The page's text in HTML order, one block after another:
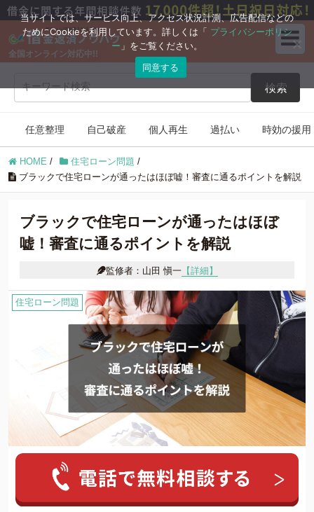
全国オンライン対応中!!
検索
ブログコンテンツ
任意整理
時効の援用 住宅ローン
借金返済の知識
任意整理 自己破産 個人再生 過払い 時効の援用
HOME / 住宅ローン問題 /
ブラックで住宅ローンが通ったはほぼ嘘！審査に通るポイントを解説
ブラックで住宅ローンが通ったはほぼ
嘘！審査に通るポイントを解説
監修者：山田 愼一【詳細】
住宅ローン問題
当サイトでは、サービス向上、アクセス状況計測、広告配信などの
ためにCookieを利用しています。詳しくは「 プライバシーポリシ
ー 」をご覧ください。
同意する